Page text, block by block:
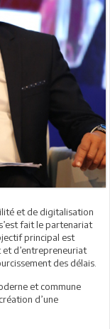
et de digitalisation
fait le partenariat
principal est
et d’entrepreneuriat
des délais.
et commune
d’une